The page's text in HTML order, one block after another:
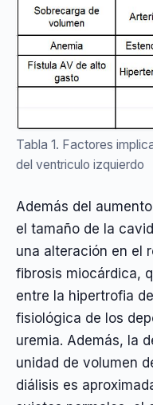
Tabla 1. Factores
del ventriculo izquierdo
Además del
el tamaño de la
una alteración en el
fibrosis miocárdica,
entre la hipertrofia
fisiológica de los
uremia. Además, la
unidad de volumen
diálisis es